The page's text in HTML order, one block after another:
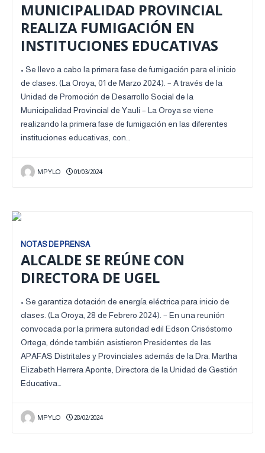
MUNICIPALIDAD PROVINCIAL
REALIZA FUMIGACIÓN EN
INSTITUCIONES EDUCATIVAS
• Se llevo a cabo la primera fase de fumigación para el inicio
de clases. (La Oroya, 01 de Marzo 2024). – A través de la
Unidad de Promoción de Desarrollo Social de la
Municipalidad Provincial de Yauli – La Oroya se viene
realizando la primera fase de fumigación en las diferentes
instituciones educativas, con…
MPYLO 01/03/2024
NOTAS DE PRENSA
ALCALDE SE REÚNE CON
DIRECTORA DE UGEL
• Se garantiza dotación de energía eléctrica para inicio de
clases. (La Oroya, 28 de Febrero 2024). – En una reunión
convocada por la primera autoridad edil Edson Crisóstomo
Ortega, dónde también asistieron Presidentes de las
APAFAS Distritales y Provinciales además de la Dra. Martha
Elizabeth Herrera Aponte, Directora de la Unidad de Gestión
Educativa…
MPYLO 28/02/2024